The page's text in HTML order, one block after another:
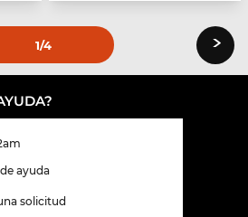
1/4 ›
ayuda
solicitud